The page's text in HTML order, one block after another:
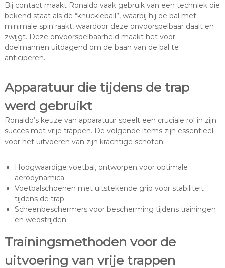
Bij contact maakt Ronaldo vaak gebruik van een techniek die
bekend staat als de “knuckleball”, waarbij hij de bal met
minimale spin raakt, waardoor deze onvoorspelbaar daalt en
zwijgt. Deze onvoorspelbaarheid maakt het voor
doelmannen uitdagend om de baan van de bal te
anticiperen.
Apparatuur die tijdens de trap
werd gebruikt
Ronaldo’s keuze van apparatuur speelt een cruciale rol in zijn
succes met vrije trappen. De volgende items zijn essentieel
voor het uitvoeren van zijn krachtige schoten:
Hoogwaardige voetbal, ontworpen voor optimale
aerodynamica
Voetbalschoenen met uitstekende grip voor stabiliteit
tijdens de trap
Scheenbeschermers voor bescherming tijdens trainingen
en wedstrijden
Trainingsmethoden voor de
uitvoering van vrije trappen